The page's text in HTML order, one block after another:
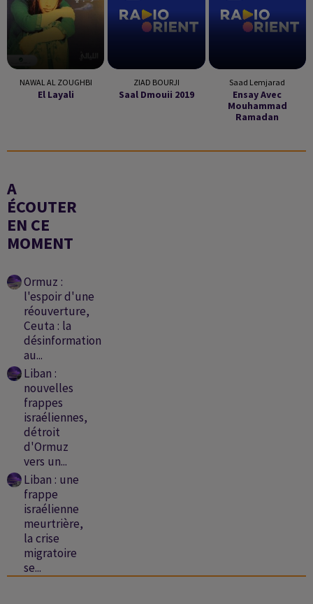
NAWAL AL ZOUGHBI
El Layali
ZIAD BOURJI
Saal Dmouii 2019
Saad Lemjarad
Ensay Avec
Mouhammad
Ramadan
A
ÉCOUTER
EN CE
MOMENT
Ormuz :
l'espoir d'une
réouverture,
Ceuta : la
désinformation
au...
Liban :
nouvelles
frappes
israéliennes,
détroit
d'Ormuz
vers un...
Liban : une
frappe
israélienne
meurtrière,
la crise
migratoire
se...